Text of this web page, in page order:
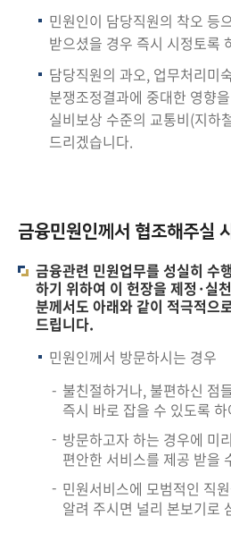
민원인이 담당직원의 착오 등
받으셨을 경우 즉시 시정토록
담당직원의 과오, 업무처리미
분쟁조정결과에 중대한 영향
실비보상 수준의 교통비(지하
드리겠습니다.
금융민원인께서 협조해주실
금융관련 민원업무를 성실히 수
하기 위하여 이 헌장을 제정·실
분께서도 아래와 같이 적극적으
드립니다.
민원인께서 방문하시는 경우
불친절하거나, 불편하신 점
즉시 바로 잡을 수 있도록
방문하고자 하는 경우에 미
편안한 서비스를 제공 받을
민원서비스에 모범적인 직
알려 주시면 널리 본보기로